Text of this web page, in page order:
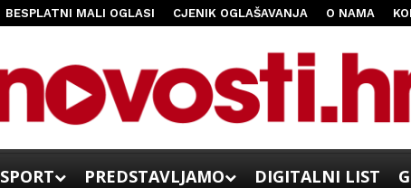
BESPLATNI MALI OGLASI CJENIK OGLAŠAVANJA O NAMA
SPORT PREDSTAVLJAMO DIGITALNI LIST